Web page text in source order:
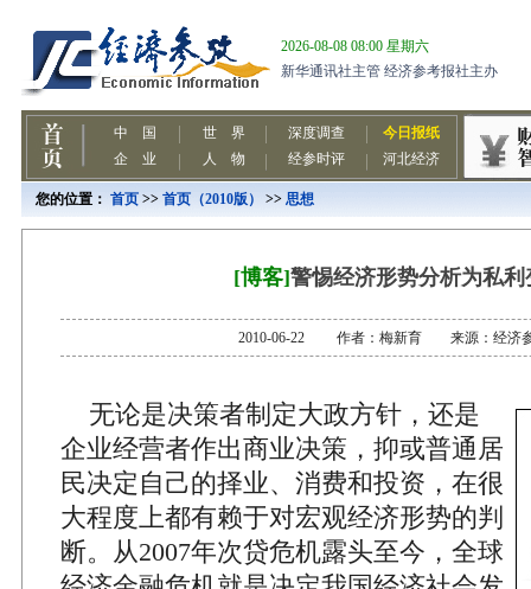
您的位置： 首页 >> 首页（2010版） >> 思想
[博客]警惕经济形势分析为私利
2010-06-22 作者：梅新育 来源：经济
无论是决策者制定大政方针，还是
企业经营者作出商业决策，抑或普通居
民决定自己的择业、消费和投资，在很
大程度上都有赖于对宏观经济形势的判
断。从2007年次贷危机露头至今，全球